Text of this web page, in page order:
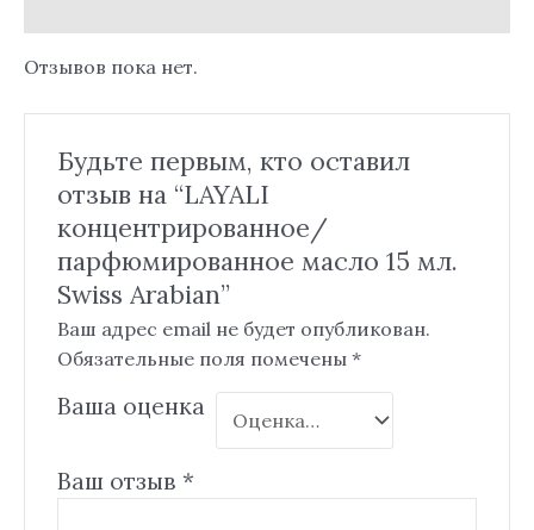
Отзывов пока нет.
Будьте первым, кто оставил
отзыв на “LAYALI
концентрированное/
парфюмированное масло 15 мл.
Swiss Arabian”
Ваш адрес email не будет опубликован.
Обязательные поля помечены *
Ваша оценка
Ваш отзыв *